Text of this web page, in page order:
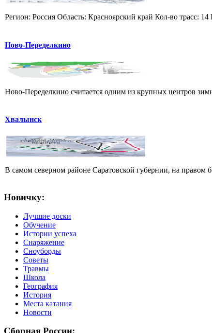
Регион: Россия Область: Красноярский край Кол-во трасс:
Ново-Переделкино
Ново-Переделкино считается одним из крупных центров
Хвалынск
В самом северном районе Саратовской губернии, на
Новичку:
Лучшие доски
Обучение
Истории успеха
Снаряжение
Сноуборды
Советы
Травмы
Школа
География
История
Места катания
Новости